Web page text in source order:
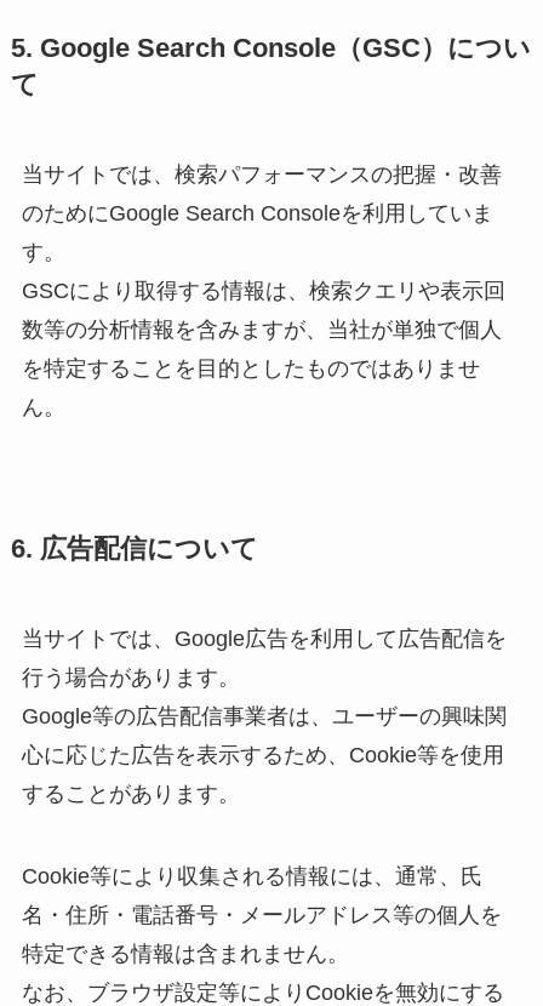
5. Google Search Console（GSC）につい
て
当サイトでは、検索パフォーマンスの把握・改善
のためにGoogle Search Consoleを利用していま
す。
GSCにより取得する情報は、検索クエリや表示回
数等の分析情報を含みますが、当社が単独で個人
を特定することを目的としたものではありませ
ん。
6. 広告配信について
当サイトでは、Google広告を利用して広告配信を
行う場合があります。
Google等の広告配信事業者は、ユーザーの興味関
心に応じた広告を表示するため、Cookie等を使用
することがあります。
Cookie等により収集される情報には、通常、氏
名・住所・電話番号・メールアドレス等の個人を
特定できる情報は含まれません。
なお、ブラウザ設定等によりCookieを無効にする